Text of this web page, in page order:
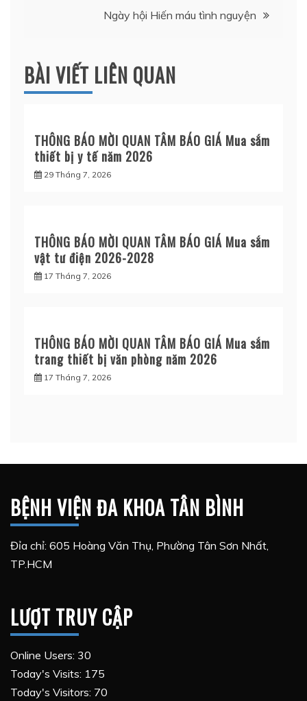
viết
Ngày hội Hiến máu tình nguyện
BÀI VIẾT LIÊN QUAN
THÔNG BÁO MỜI QUAN TÂM BÁO GIÁ Mua sắm
thiết bị y tế năm 2026
29 Tháng 7, 2026
THÔNG BÁO MỜI QUAN TÂM BÁO GIÁ Mua sắm
vật tư điện 2026-2028
17 Tháng 7, 2026
THÔNG BÁO MỜI QUAN TÂM BÁO GIÁ Mua sắm
trang thiết bị văn phòng năm 2026
17 Tháng 7, 2026
BỆNH VIỆN ĐA KHOA TÂN BÌNH
Đỉa chỉ: 605 Hoàng Văn Thụ, Phường Tân Sơn Nhất,
TP.HCM
LƯỢT TRUY CẬP
Online Users: 30
Today's Visits: 175
Today's Visitors: 70